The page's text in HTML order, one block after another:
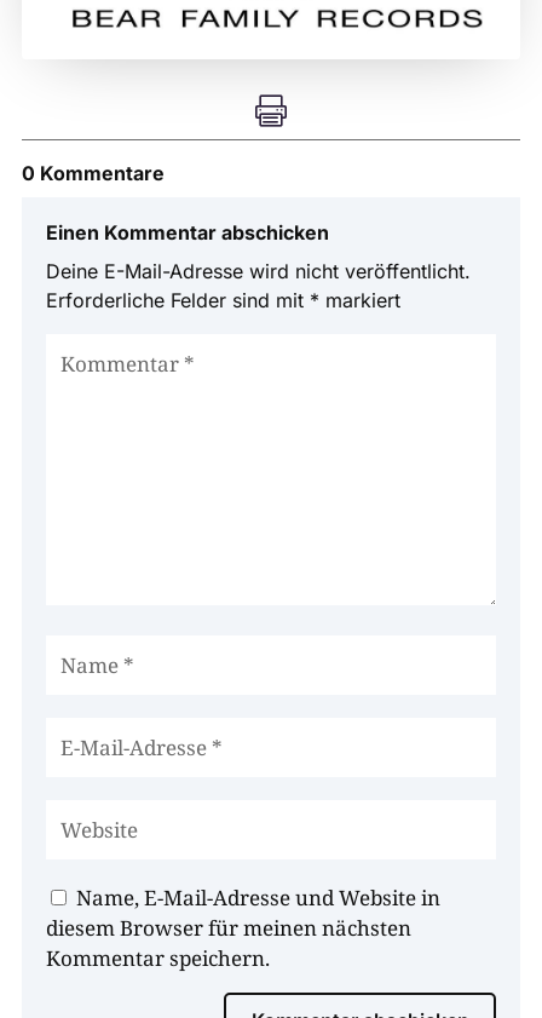

0 Kommentare
Einen Kommentar abschicken
Deine E-Mail-Adresse wird nicht veröffentlicht.
Erforderliche Felder sind mit * markiert
Name, E-Mail-Adresse und Website in
diesem Browser für meinen nächsten
Kommentar speichern.